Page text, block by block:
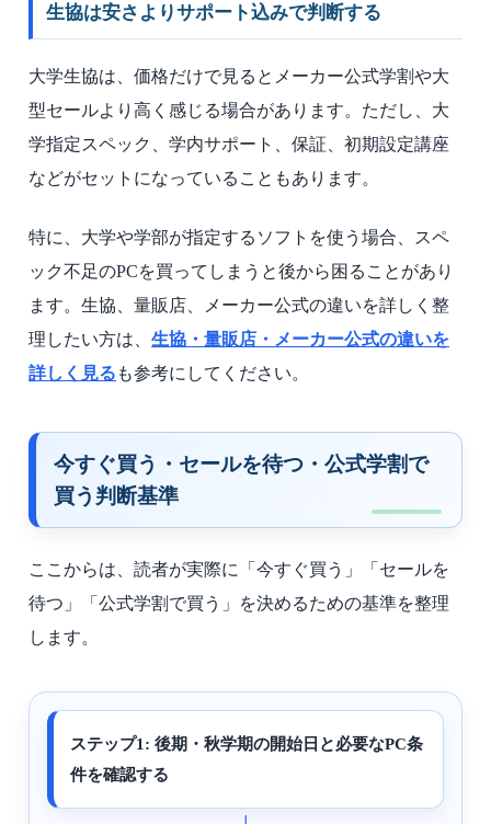
生協は安さよりサポート込みで判断する
大学生協は、価格だけで見るとメーカー公式学割や大
型セールより高く感じる場合があります。ただし、大
学指定スペック、学内サポート、保証、初期設定講座
などがセットになっていることもあります。
特に、大学や学部が指定するソフトを使う場合、スペ
ック不足のPCを買ってしまうと後から困ることがあり
ます。生協、量販店、メーカー公式の違いを詳しく整
理したい方は、 生協・量販店・メーカー公式の違いを
詳しく見る も参考にしてください。
今すぐ買う・セールを待つ・公式学割で
買う判断基準
ここからは、読者が実際に「今すぐ買う」「セールを
待つ」「公式学割で買う」を決めるための基準を整理
します。
ステップ1: 後期・秋学期の開始日と必要なPC条
件を確認する